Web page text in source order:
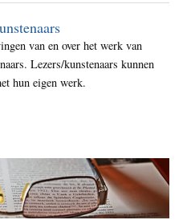
van en over het werk van
Lezers/kunstenaars kunnen
hun eigen werk.